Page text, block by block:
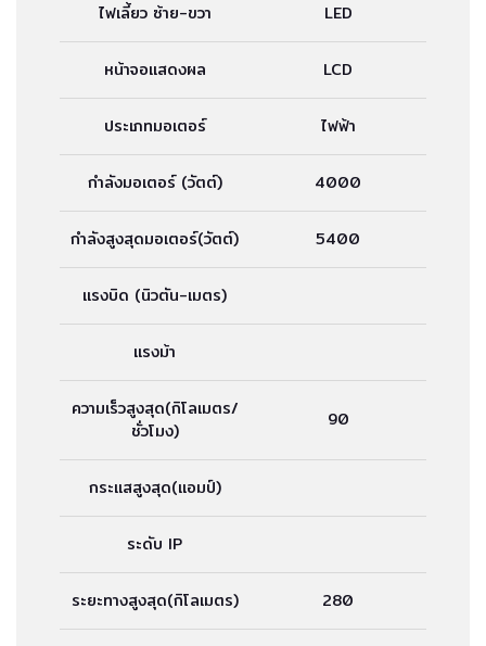
ไฟเลี้ยว ซ้าย-ขวา LED
หน้าจอแสดงผล LCD
ประเภทมอเตอร์ ไฟฟ้า
กำลังมอเตอร์ (วัตต์) 4000
กำลังสูงสุดมอเตอร์(วัตต์) 5400
แรงบิด (นิวตัน-เมตร)
แรงม้า
ความเร็วสูงสุด(กิโลเมตร/
ชั่วโมง)
90
กระแสสูงสุด(แอมป์)
ระดับ IP
ระยะทางสูงสุด(กิโลเมตร) 280